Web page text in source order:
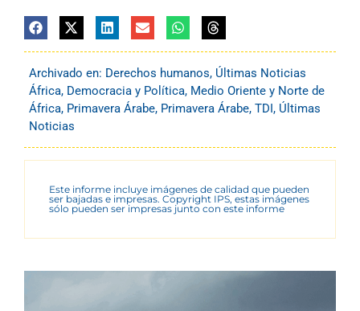
Archivado en: Derechos humanos, Últimas Noticias
África, Democracia y Política, Medio Oriente y Norte de
África, Primavera Árabe, Primavera Árabe, TDI, Últimas
Noticias
Este informe incluye imágenes de calidad que pueden
ser bajadas e impresas. Copyright IPS, estas imágenes
sólo pueden ser impresas junto con este informe